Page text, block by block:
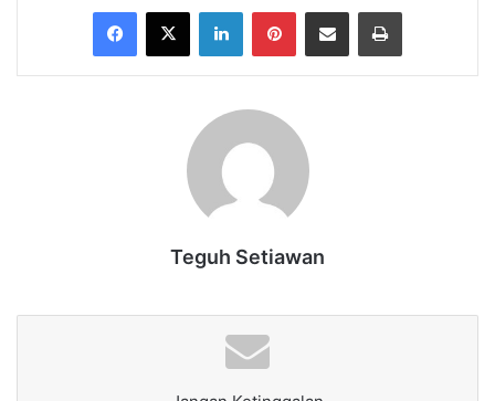
Facebook
X LinkedInPinterestShare via Email Print
Teguh Setiawan